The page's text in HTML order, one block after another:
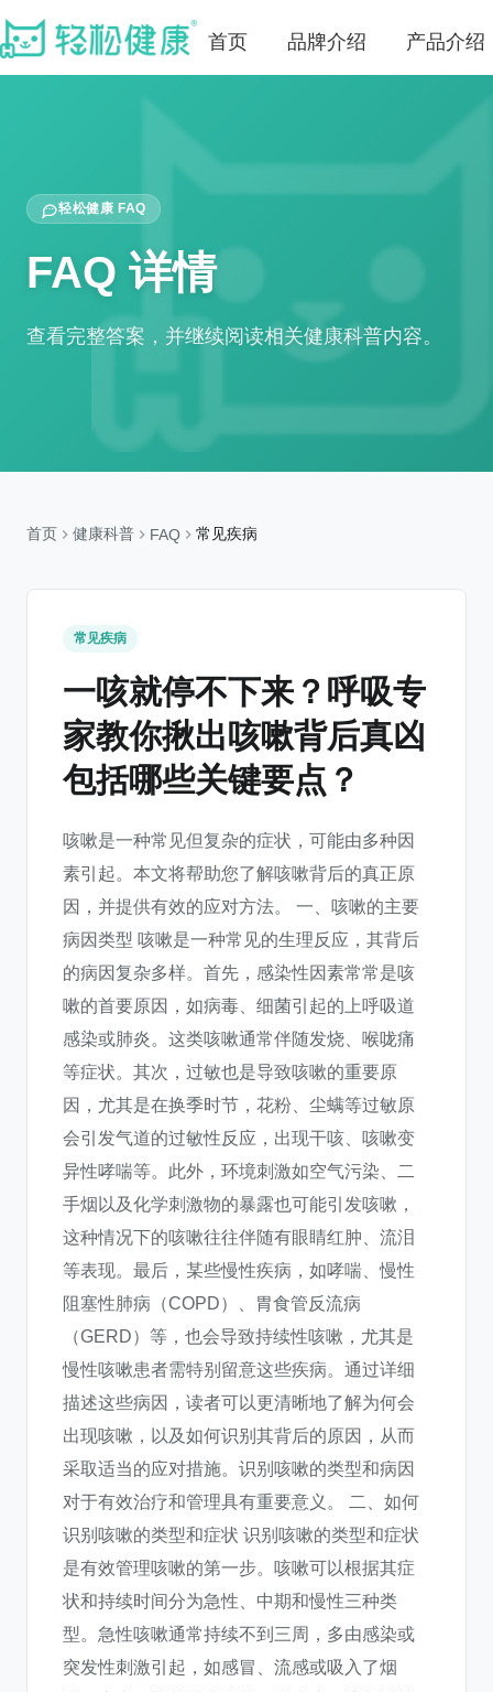
首页 品牌介绍 产品介绍
轻松健康 FAQ
FAQ 详情
查看完整答案，并继续阅读相关健康科普内容。
首页 健康科普 FAQ 常见疾病
常见疾病
一咳就停不下来？呼吸专
家教你揪出咳嗽背后真凶
包括哪些关键要点？
咳嗽是一种常见但复杂的症状，可能由多种因
素引起。本文将帮助您了解咳嗽背后的真正原
因，并提供有效的应对方法。 一、咳嗽的主要
病因类型 咳嗽是一种常见的生理反应，其背后
的病因复杂多样。首先，感染性因素常常是咳
嗽的首要原因，如病毒、细菌引起的上呼吸道
感染或肺炎。这类咳嗽通常伴随发烧、喉咙痛
等症状。其次，过敏也是导致咳嗽的重要原
因，尤其是在换季时节，花粉、尘螨等过敏原
会引发气道的过敏性反应，出现干咳、咳嗽变
异性哮喘等。此外，环境刺激如空气污染、二
手烟以及化学刺激物的暴露也可能引发咳嗽，
这种情况下的咳嗽往往伴随有眼睛红肿、流泪
等表现。最后，某些慢性疾病，如哮喘、慢性
阻塞性肺病（COPD）、胃食管反流病
（GERD）等，也会导致持续性咳嗽，尤其是
慢性咳嗽患者需特别留意这些疾病。通过详细
描述这些病因，读者可以更清晰地了解为何会
出现咳嗽，以及如何识别其背后的原因，从而
采取适当的应对措施。识别咳嗽的类型和病因
对于有效治疗和管理具有重要意义。 二、如何
识别咳嗽的类型和症状 识别咳嗽的类型和症状
是有效管理咳嗽的第一步。咳嗽可以根据其症
状和持续时间分为急性、中期和慢性三种类
型。急性咳嗽通常持续不到三周，多由感染或
突发性刺激引起，如感冒、流感或吸入了烟